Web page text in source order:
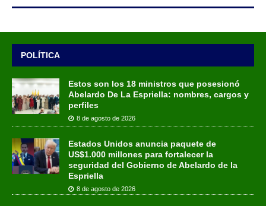
POLÍTICA
Estos son los 18 ministros que posesionó
Abelardo De La Espriella: nombres, cargos y
perfiles
8 de agosto de 2026
Estados Unidos anuncia paquete de
US$1.000 millones para fortalecer la
seguridad del Gobierno de Abelardo de la
Espriella
8 de agosto de 2026